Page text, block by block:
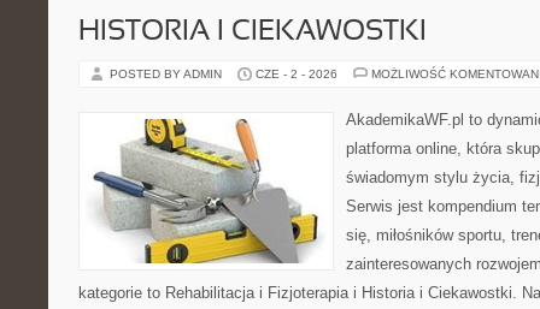
HISTORIA I CIEKAWOSTKI
POSTED BY ADMIN CZE - 2 - 2026 MOŻLIWOŚĆ
AkademikaWF.pl to
platforma online, która
świadomym stylu życia,
Serwis jest kompendium
się, miłośników sportu,
zainteresowanych
kategorie to Rehabilitacja i Fizjoterapia i Historia i Ciekawostki.